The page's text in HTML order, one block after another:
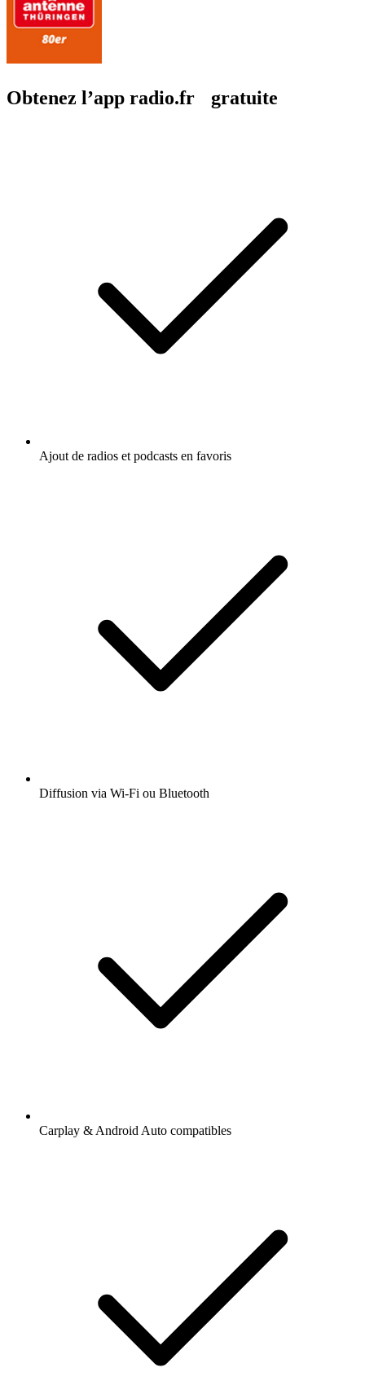
Obtenez l’app radio.fr gratuite
Ajout de radios et podcasts en favoris
Diffusion via Wi-Fi ou Bluetooth
Carplay & Android Auto compatibles